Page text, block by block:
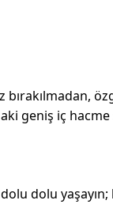
geniş iç
dolu